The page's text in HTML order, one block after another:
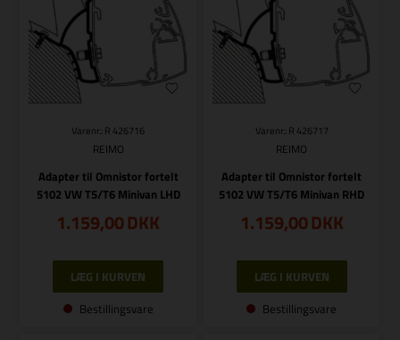
Varenr.: R 426716
REIMO
Adapter til Omnistor fortelt
5102 VW T5/T6 Minivan LHD
1.159,00DKK
Bestillingsvare
Varenr.: R 426717
REIMO
Adapter til Omnistor fortelt
5102 VW T5/T6 Minivan RHD
1.159,00DKK
Bestillingsvare